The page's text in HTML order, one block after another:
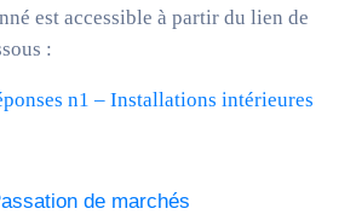
est accessible à partir du lien de
:
n1 – Installations intérieures
de marchés